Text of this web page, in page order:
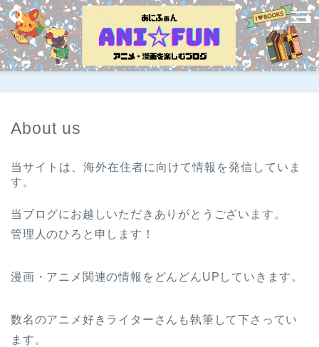
About us
当サイトは、海外在住者に向けて情報を発信していま
す。
当ブログにお越しいただきありがとうございます。
管理人のひろと申します！
漫画・アニメ関連の情報をどんどんUPしていきます。
数名のアニメ好きライターさんも執筆して下さってい
ます。